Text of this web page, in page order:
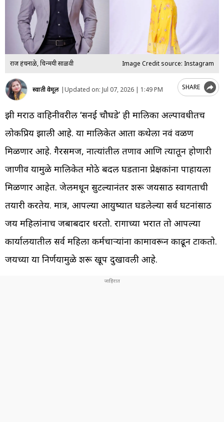
राज हंचनाळे, चिन्मयी साळवी Image Credit source: Instagram
स्वाती वेमूल |Updated on: Jul 07, 2026 | 1:49 PM SHARE
झी मराठी वाहिनीवरील ‘सनई चौघडे’ ही मालिका अल्पावधीतच
लोकप्रिय झाली आहे. या मालिकेत आता कथेला नवं वळण
मिळणार आहे. गैरसमज, नात्यांतील तणाव आणि त्यातून होणारी
जाणीव यामुळे मालिकेत मोठे बदल घडताना प्रेक्षकांना पाहायला
मिळणार आहेत. जेलमधून सुटल्यानंतर शरू जयसाठी स्वागताची
तयारी करतेय. मात्र, आपल्या आयुष्यात घडलेल्या सर्व घटनांसाठी
जय महिलांनाच जबाबदार धरतो. रागाच्या भरात तो आपल्या
कार्यालयातील सर्व महिला कर्मचाऱ्यांना कामावरून काढून टाकतो.
जयच्या या निर्णयामुळे शरू खूप दुखावली आहे.